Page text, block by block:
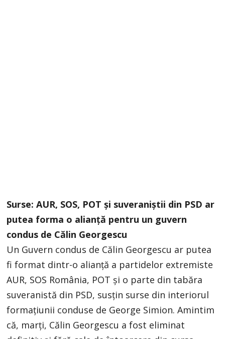
Surse: AUR, SOS, POT și suveraniștii din PSD ar
putea forma o alianță pentru un guvern
condus de Călin Georgescu
Un Guvern condus de Călin Georgescu ar putea
fi format dintr-o alianță a partidelor extremiste
AUR, SOS România, POT și o parte din tabăra
suveranistă din PSD, susțin surse din interiorul
formațiunii conduse de George Simion. Amintim
că, marţi, Călin Georgescu a fost eliminat